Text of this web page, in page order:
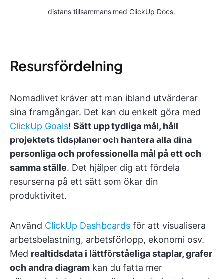
distans tillsammans med ClickUp Docs.
Resursfördelning
Nomadlivet kräver att man ibland utvärderar
sina framgångar. Det kan du enkelt göra med
ClickUp Goals! Sätt upp tydliga mål, håll
projektets tidsplaner och hantera alla dina
personliga och professionella mål på ett och
samma ställe. Det hjälper dig att fördela
resurserna på ett sätt som ökar din
produktivitet.
Använd ClickUp Dashboards för att visualisera
arbetsbelastning, arbetsförlopp, ekonomi osv.
Med realtidsdata i lättförståeliga staplar, grafer
och andra diagram kan du fatta mer